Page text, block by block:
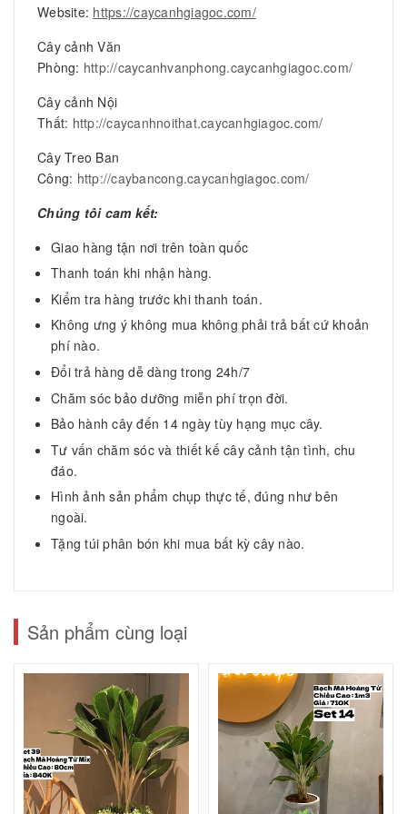
Website: https://caycanhgiagoc.com/
Cây cảnh Văn
Phòng: http://caycanhvanphong.caycanhgiagoc.com/
Cây cảnh Nội
Thất: http://caycanhnoithat.caycanhgiagoc.com/
Cây Treo Ban
Công: http://caybancong.caycanhgiagoc.com/
Chúng tôi cam kết:
Giao hàng tận nơi trên toàn quốc
Thanh toán khi nhận hàng.
Kiểm tra hàng trước khi thanh toán.
Không ưng ý không mua không phải trả bất cứ khoản
phí nào.
Đổi trả hàng dễ dàng trong 24h/7
Chăm sóc bảo dưỡng miễn phí trọn đời.
Bảo hành cây đến 14 ngày tùy hạng mục cây.
Tư vấn chăm sóc và thiết kế cây cảnh tận tình, chu
đáo.
Hình ảnh sản phẩm chụp thực tế, đúng như bên
ngoài.
Tặng túi phân bón khi mua bất kỳ cây nào.
Sản phẩm cùng loại